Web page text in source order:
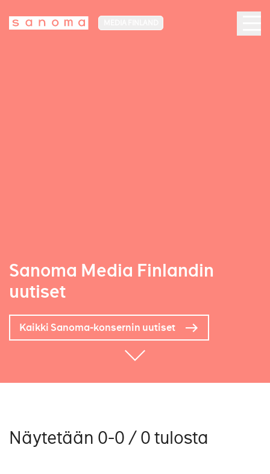
Sanoma Media Finlandin
uutiset
Kaikki Sanoma-konsernin uutiset
Näytetään 0-0 / 0 tulosta